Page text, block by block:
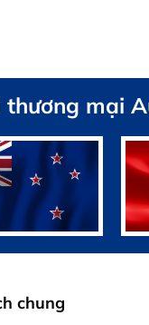
thương mại
chung